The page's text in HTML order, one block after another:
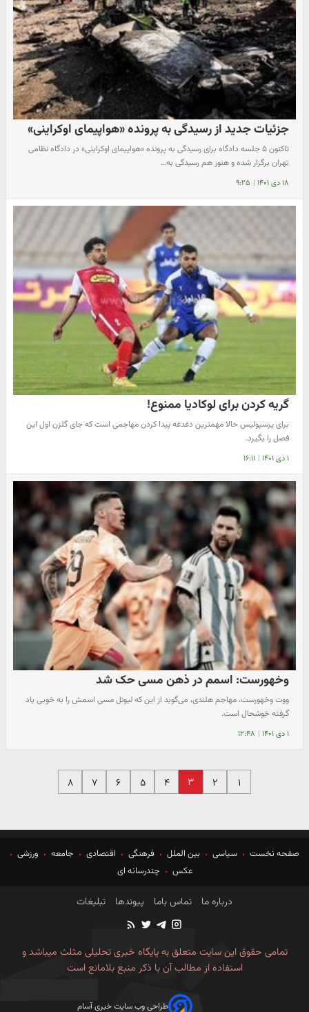
جزئیات جدید از رسیدگی به پرونده «هواپیمای اوکراینی»
تاکنون ۵ جلسه دادگاه برای رسیدگی به پرونده «هواپیمای اوکراینی» در دادگاه نظامی
تهران برگزار شده و هنوز هم رسیدگی به…
۱۸ دی ۱۴۰۱ | ۹:۲۵
گریه کردن برای لوکادیا ممنوع!
برای پرسپولیس حالا مهمترین دغدغه پیدا کردن مهاجمی است که جای گلزن اول این
فصل را بگیرد.
۱ دی ۱۴۰۱ | ۱۶:۱۱
وخهورست: اسمم در ذهن مسی حک شد
ووت وخهورست، مهاجم هلندی، می‌گوید از این که لیونل مسی اسمش را به خوبی یاد
گرفته خوشحال است.
۱ دی ۱۴۰۱ | ۱۲:۴۸
۱ ۲ ۳ ۴ ۵ ۶ ۷ ۸
صفحه نخست سیاسی بین الملل فرهنگی اقتصادی جامعه
ورزشی
عکس
چندرسانه ای
درباره ما تماس باما پیوندها تبلیغات
تمامی حقوق این سایت متعلق به پایگاه خبری تحلیلی مثلث میباشد و
استفاده از مطالب آن با ذکر منبع بلامانع است
طراحی وب سایت خبری آسام